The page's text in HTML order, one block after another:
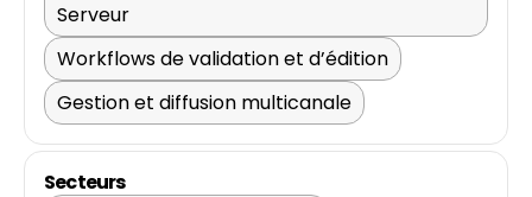
Serveur
Workflows de validation et d’édition
Gestion et diffusion multicanale
Secteurs